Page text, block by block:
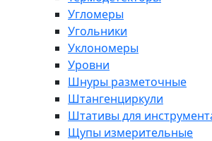
Угломеры
Угольники
Уклономеры
Уровни
Шнуры разметочные
Штангенциркули
Штативы для
Щупы измерительные